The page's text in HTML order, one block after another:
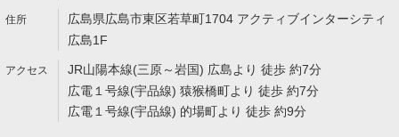
広島県広島市東区若草町1704 アクティブインターシティ
広島1F
JR山陽本線(三原～岩国) 広島より 徒歩 約7分
広電１号線(宇品線) 猿猴橋町より 徒歩 約7分
広電１号線(宇品線) 的場町より 徒歩 約9分